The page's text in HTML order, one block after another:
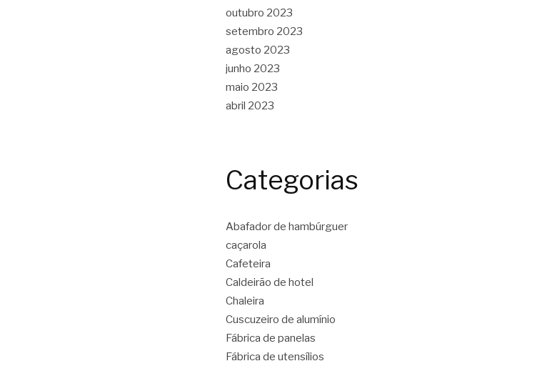
outubro 2023
setembro 2023
agosto 2023
junho 2023
maio 2023
abril 2023
Categorias
Abafador de hambúrguer
caçarola
Cafeteira
Caldeirão de hotel
Chaleira
Cuscuzeiro de alumínio
Fábrica de panelas
Fábrica de utensílios